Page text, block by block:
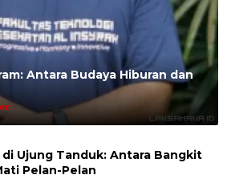
Antara Budaya Hiburan dan
di Ujung Tanduk: Antara Bangkit
Pelan-Pelan